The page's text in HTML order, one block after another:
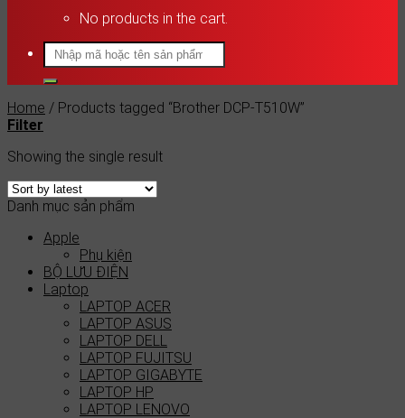
No products in the cart.
Search
for:
Home / Products tagged “Brother DCP-T510W”
Filter
Showing the single result
Danh mục sản phẩm
Apple
Phụ kiện
BỘ LƯU ĐIỆN
Laptop
LAPTOP ACER
LAPTOP ASUS
LAPTOP DELL
LAPTOP FUJITSU
LAPTOP GIGABYTE
LAPTOP HP
LAPTOP LENOVO